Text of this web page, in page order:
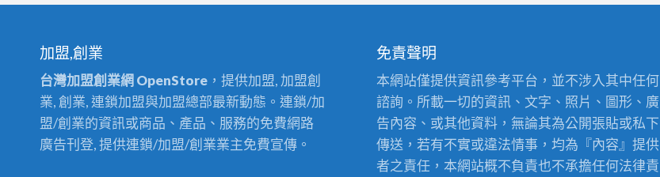
加盟,創業
台灣加盟創業網 OpenStore ，提供加盟, 加盟創
業, 創業, 連鎖加盟與加盟總部最新動態。連鎖/加
盟/創業的資訊或商品、產品、服務的免費網路
廣告刊登, 提供連鎖/加盟/創業業主免費宣傳。
免責聲明
本網站僅提供資訊參考平台，並不涉入其中任何
諮詢。所載一切的資訊、文字、照片、圖形、廣
告內容、或其他資料，無論其為公開張貼或私下
傳送，若有不實或違法情事，均為『內容』提供
者之責任，本網站概不負責也不承擔任何法律責